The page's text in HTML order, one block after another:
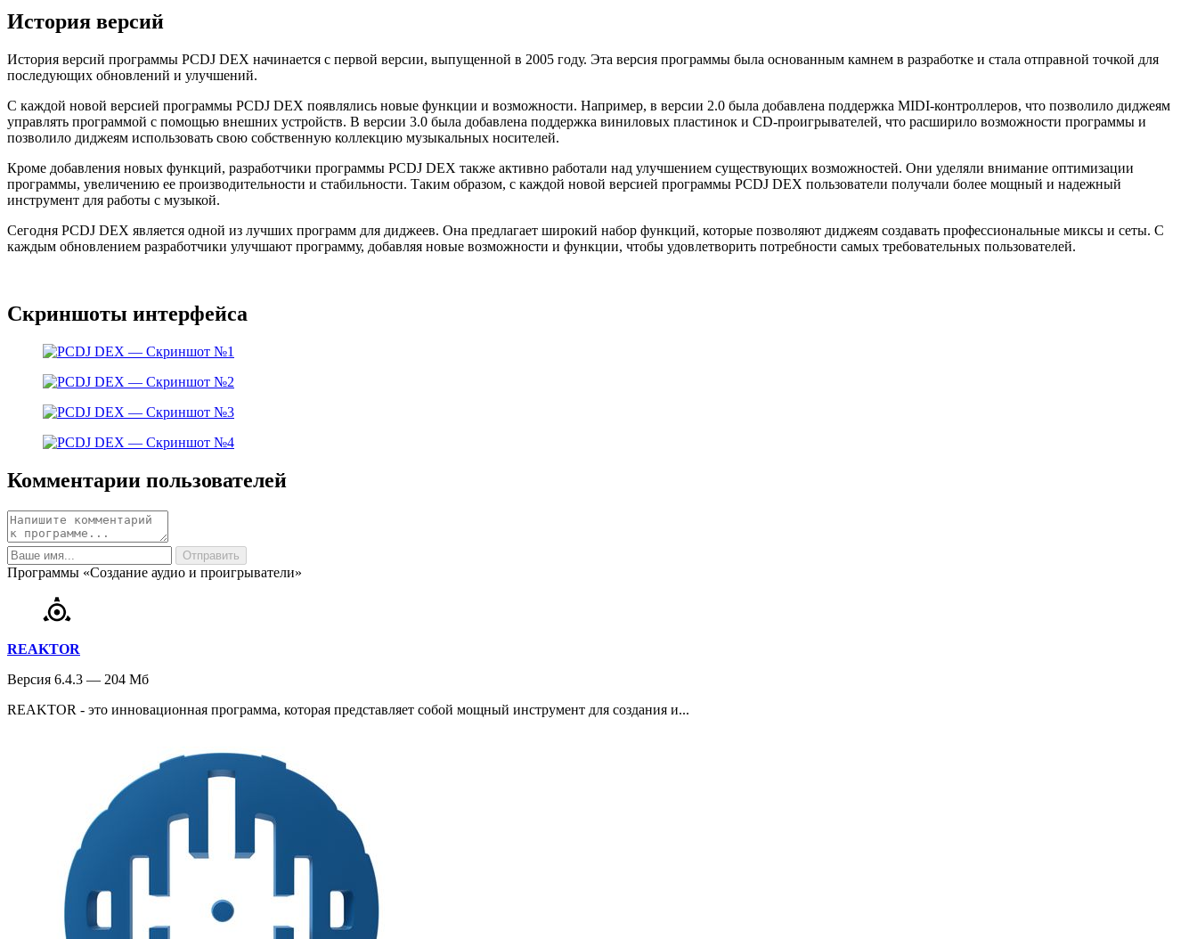
История версий
История версий программы PCDJ DEX начинается с первой версии, выпущенной в 2005 году. Эта версия программы была основанным камнем в разработке и стала отправной точкой для
последующих обновлений и улучшений.
С каждой новой версией программы PCDJ DEX появлялись новые функции и возможности. Например, в версии 2.0 была добавлена поддержка MIDI-контроллеров, что позволило диджеям
управлять программой с помощью внешних устройств. В версии 3.0 была добавлена поддержка виниловых пластинок и CD-проигрывателей, что расширило возможности программы и
позволило диджеям использовать свою собственную коллекцию музыкальных носителей.
Кроме добавления новых функций, разработчики программы PCDJ DEX также активно работали над улучшением существующих возможностей. Они уделяли внимание оптимизации
программы, увеличению ее производительности и стабильности. Таким образом, с каждой новой версией программы PCDJ DEX пользователи получали более мощный и надежный
инструмент для работы с музыкой.
Сегодня PCDJ DEX является одной из лучших программ для диджеев. Она предлагает широкий набор функций, которые позволяют диджеям создавать профессиональные миксы и сеты. С
каждым обновлением разработчики улучшают программу, добавляя новые возможности и функции, чтобы удовлетворить потребности самых требовательных пользователей.
Скриншоты интерфейса
Комментарии пользователей
Программы «Создание аудио и проигрыватели»
REAKTOR
Версия 6.4.3 — 204 Мб
REAKTOR - это инновационная программа, которая представляет собой мощный инструмент для создания и...